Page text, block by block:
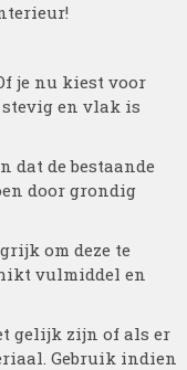
je nu kiest voor
en vlak is
dat de bestaande
door grondig
om deze te
vulmiddel en
gelijk zijn of als er
Gebruik indien